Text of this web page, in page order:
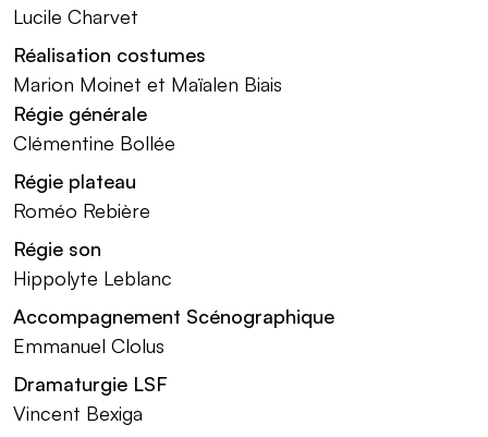
Lucile Charvet
Réalisation costumes
Marion Moinet et Maïalen Biais
Régie générale
Clémentine Bollée
Régie plateau
Roméo Rebière
Régie son
Hippolyte Leblanc
Accompagnement Scénographique
Emmanuel Clolus
Dramaturgie LSF
Vincent Bexiga